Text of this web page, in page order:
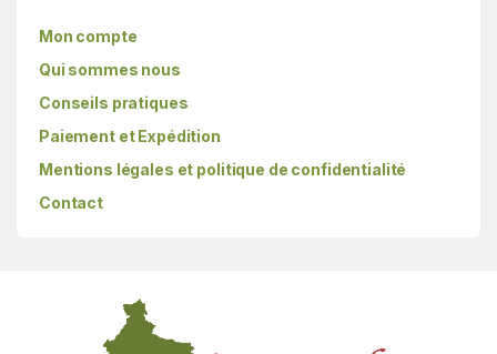
Mon compte
Qui sommes nous
Conseils pratiques
Paiement et Expédition
Mentions légales et politique de confidentialité
Contact